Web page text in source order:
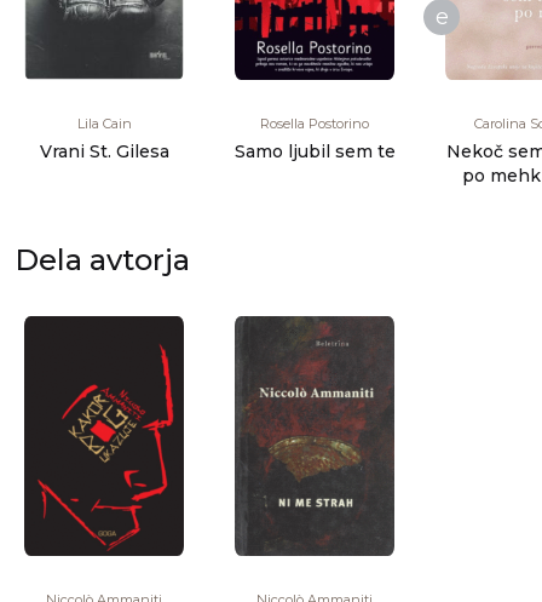
Lila Cain
Vrani St. Gilesa
Rosella Postorino
Samo ljubil sem te
e
Carolina
Nekoč
po
Dela avtorja